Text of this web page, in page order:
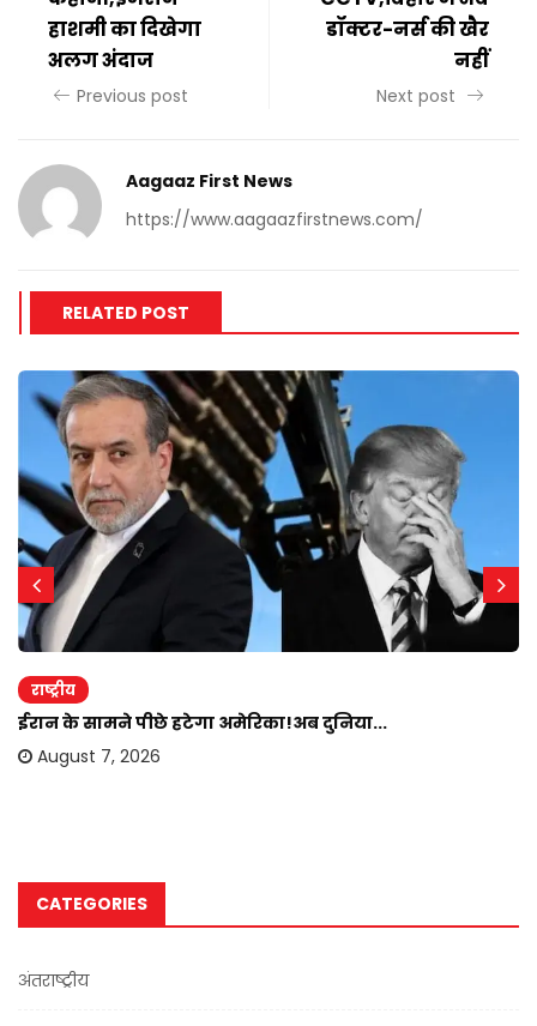
हाशमी का दिखेगा
अलग अंदाज
Previous post
डॉक्टर-नर्स की खैर
नहीं
Next post
Aagaaz First News
https://www.aagaazfirstnews.com/
RELATED POST
राष्ट्रीय
ईरान के सामने पीछे हटेगा अमेरिका!अब दुनिया...
August 7, 2026
CATEGORIES
अंतराष्ट्रीय